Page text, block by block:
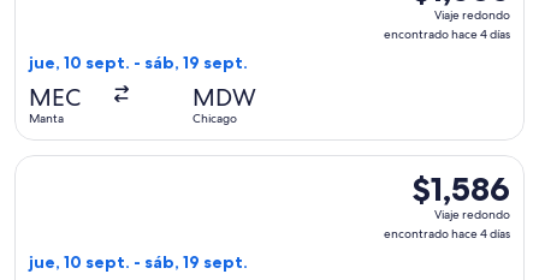
Viaje
redondo,
Viaje redondo
encontrado hace 4 días
jue, 10 sept. - sáb, 19 sept.
MEC
Manta
MDW
Chicago
$1,586
Viaje
redondo,
$1,586
Viaje redondo
encontrado hace 4 días
jue, 10 sept. - sáb, 19 sept.
Seleccionar vuelo de LATAM Airlines Group, con salida el